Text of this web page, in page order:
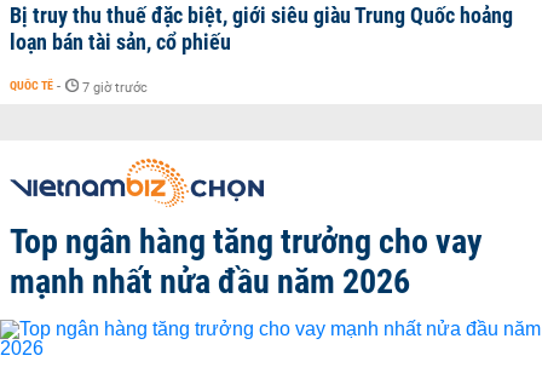
Bị truy thu thuế đặc biệt, giới siêu giàu Trung Quốc hoảng
loạn bán tài sản, cổ phiếu
QUỐC TẾ - 7 giờ trước
Top ngân hàng tăng trưởng cho vay
mạnh nhất nửa đầu năm 2026